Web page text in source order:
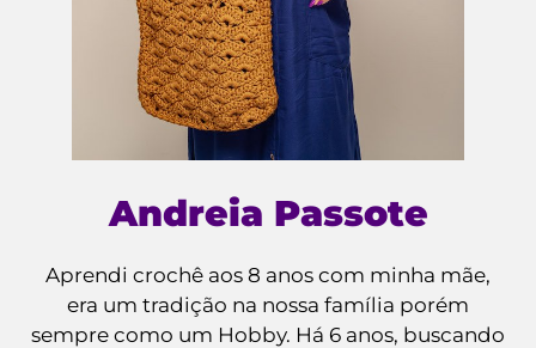
Andreia Passote
Aprendi crochê aos 8 anos com minha mãe,
era um tradição na nossa família porém
sempre como um Hobby. Há 6 anos, buscando